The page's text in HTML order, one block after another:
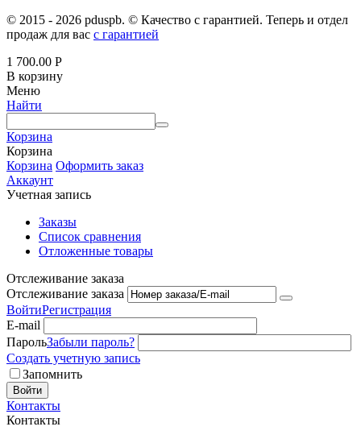
© 2015 - 2026 pduspb. © Качество с гарантией. Теперь и отдел
продаж для вас с гарантией
1 700.00 Р
В корзину
Меню
Найти
Корзина
Корзина
Корзина Оформить заказ
Аккаунт
Учетная запись
Заказы
Список сравнения
Отложенные товары
Отслеживание заказа
Отслеживание заказа
ВойтиРегистрация
E-mail
ПарольЗабыли пароль?
Создать учетную запись
Запомнить
Войти
Контакты
Контакты